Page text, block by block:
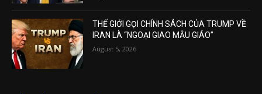
THẾ GIỚI GỌI CHÍNH SÁCH CỦA TRUMP VỀ
IRAN LÀ “NGOẠI GIAO MẪU GIÁO”
August 5, 2026